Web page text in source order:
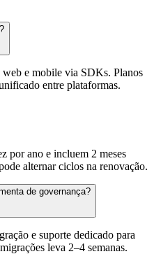
e mobile via SDKs. Planos
entre plataformas.
por ano e incluem 2 meses
alternar ciclos na renovação.
de governança?
e suporte dedicado para
leva 2–4 semanas.